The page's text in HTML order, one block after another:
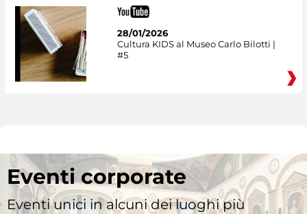
28/01/2026
Cultura KIDS al Museo Carlo Bilotti |
#5
Eventi corporate
Eventi unici in alcuni dei luoghi più